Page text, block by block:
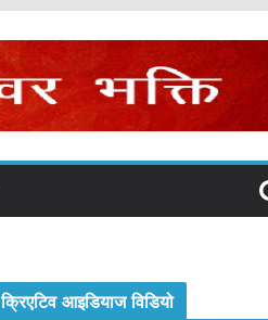
क्रिएटिव आइडियाज विडियो